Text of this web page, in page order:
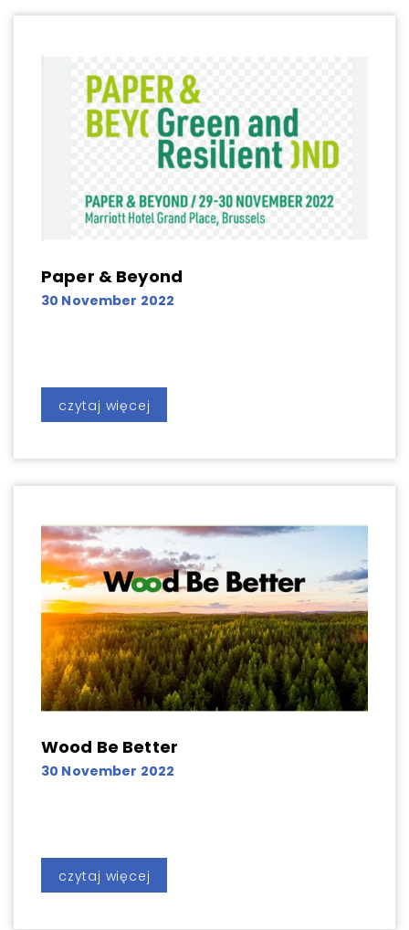
Paper & Beyond
30 November 2022
czytaj więcej
Wood Be Better
30 November 2022
czytaj więcej